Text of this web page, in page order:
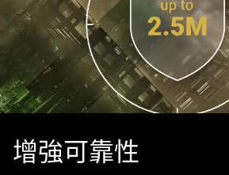
增強可靠性